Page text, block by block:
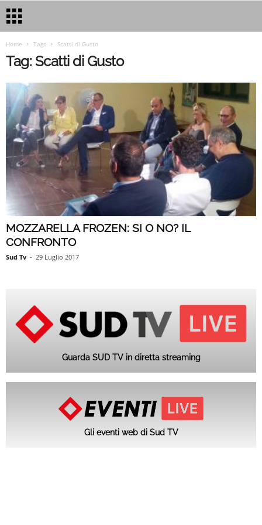
Home Tags Scatti di Gusto
Tag: Scatti di Gusto
MOZZARELLA FROZEN: SI O NO? IL
CONFRONTO
Sud Tv - 29 Luglio 2017
Guarda SUD TV in diretta streaming
Gli eventi web di Sud TV